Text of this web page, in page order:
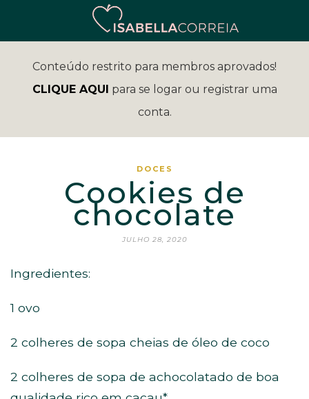
Conteúdo restrito para membros aprovados!
CLIQUE AQUI para se logar ou registrar uma
conta.
DOCES
Cookies de
chocolate
JULHO 28, 2020
Ingredientes:
1 ovo
2 colheres de sopa cheias de óleo de coco
2 colheres de sopa de achocolatado de boa